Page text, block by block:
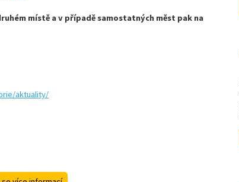
místě a v případě samostatných měst pak na
aktuality/